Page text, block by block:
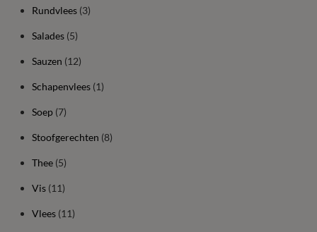
Rundvlees (3)
Salades (5)
Sauzen (12)
Schapenvlees (1)
Soep (7)
Stoofgerechten (8)
Thee (5)
Vis (11)
Vlees (11)